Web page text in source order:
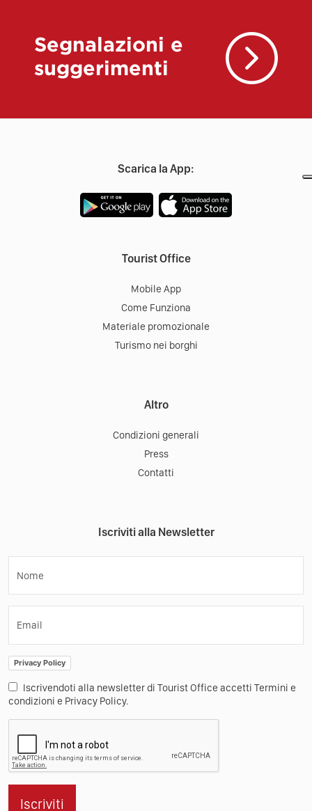
Segnalazioni e
suggerimenti
Scarica la App:
Tourist Office
Mobile App
Come Funziona
Materiale promozionale
Turismo nei borghi
Altro
Condizioni generali
Press
Contatti
Iscriviti alla Newsletter
Nome
Email
Privacy Policy
Iscrivendoti alla newsletter di Tourist Office accetti Termini e
condizioni e Privacy Policy.
Iscriviti